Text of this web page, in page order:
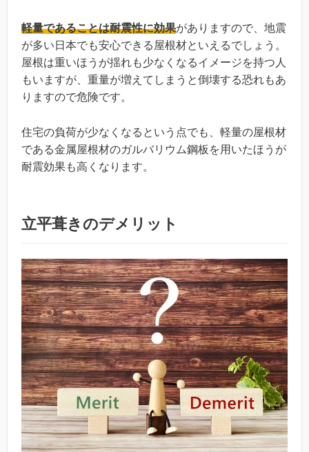
軽量であることは耐震性に効果がありますので、地震
が多い日本でも安心できる屋根材といえるでしょう。
屋根は重いほうが揺れも少なくなるイメージを持つ人
もいますが、重量が増えてしまうと倒壊する恐れもあ
りますので危険です。
住宅の負荷が少なくなるという点でも、軽量の屋根材
である金属屋根材のガルバリウム鋼板を用いたほうが
耐震効果も高くなります。
立平葺きのデメリット